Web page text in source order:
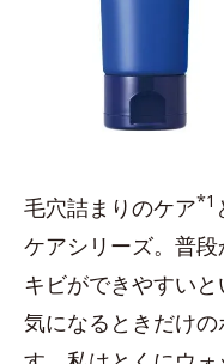
毛穴詰まりのケア*1
ケアシリーズ。普
キビができやすい
気になるときだけ